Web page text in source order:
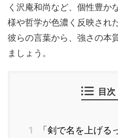
く沢庵和尚など、個性豊か
様や哲学が色濃く反映され
彼らの言葉から、強さの本
ましょう。
目次
1
「剣で名を上げる